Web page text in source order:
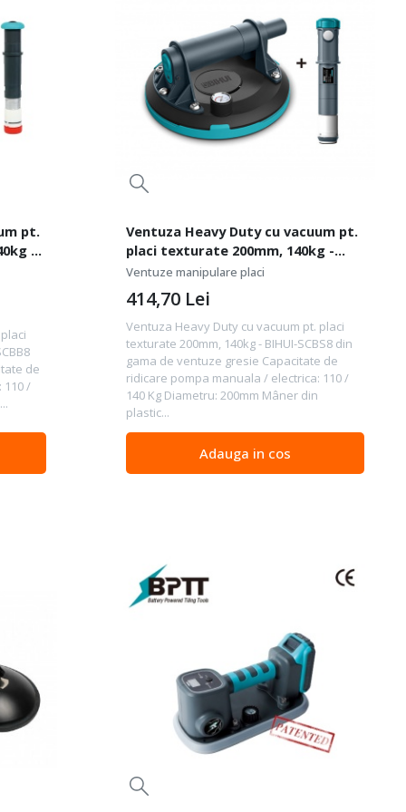
pt.
-
de
110 /
Ventuza Heavy Duty cu vacuum pt.
placi texturate 200mm, 140kg -
BIHUI-SCBS8
Ventuze manipulare placi
Ventuza Heavy Duty cu vacuum pt. placi
texturate 200mm, 140kg - BIHUI-SCBS8 din
gama de ventuze gresie Capacitate de
ridicare pompa manuala / electrica: 110 /
140 Kg Diametru: 200mm Mâner din
plastic...
414,70 Lei
Adauga in cos